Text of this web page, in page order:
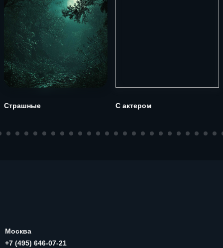
Страшные С актером
Москва
+7 (495) 646-07-21